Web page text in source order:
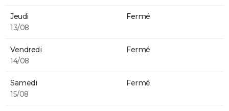
Jeudi
13/08
Fermé
Vendredi
14/08
Fermé
Samedi
15/08
Fermé